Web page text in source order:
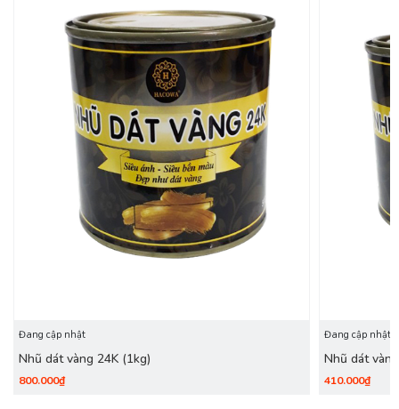
Đang cập nhật
Nhũ dát vàng 24K (1kg)
800.000₫
Đang cập nhật
Nhũ dát
410.000₫